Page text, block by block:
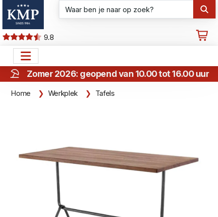
9.8
Zomer 2026: geopend van 10.00 tot 16.00 uur
Home Werkplek Tafels